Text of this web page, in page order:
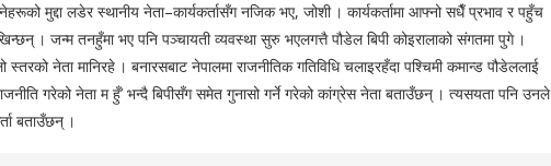
मुद्दा लडेर स्थानीय नेता–कार्यकर्तासँग नजिक भए, जोशी । कार्यकर्तामा आफ्नो सधैँ प्रभाव र पहुँच
। जन्म तनहुँमा भए पनि पञ्चायती व्यवस्था सुरु भएलगत्तै पौडेल बिपी कोइरालाको संगतमा पुगे ।
नेता मानिरहे । बनारसबाट नेपालमा राजनीतिक गतिविधि चलाइरहँदा पश्चिमी कमान्ड पौडेललाई
गरेको नेता म हुँ’ भन्दै बिपीसँग समेत गुनासो गर्ने गरेको कांग्रेस नेता बताउँछन् । त्यसयता पनि उनले
बताउँछन् ।